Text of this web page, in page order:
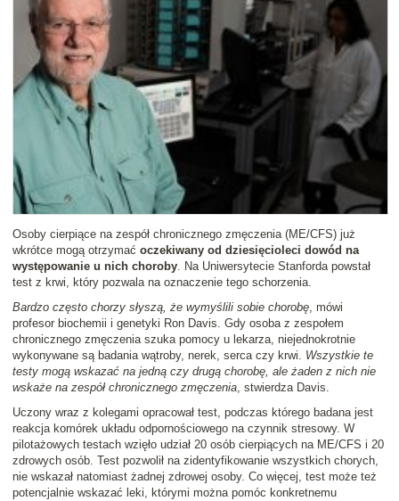
Osoby cierpiące na zespół chronicznego zmęczenia (ME/CFS) już
wkrótce mogą otrzymać oczekiwany od dziesięcioleci dowód na
występowanie u nich choroby. Na Uniwersytecie Stanforda powstał
test z krwi, który pozwala na oznaczenie tego schorzenia.
Bardzo często chorzy słyszą, że wymyślili sobie chorobę, mówi
profesor biochemii i genetyki Ron Davis. Gdy osoba z zespołem
chronicznego zmęczenia szuka pomocy u lekarza, niejednokrotnie
wykonywane są badania wątroby, nerek, serca czy krwi. Wszystkie te
testy mogą wskazać na jedną czy drugą chorobę, ale żaden z nich nie
wskaże na zespół chronicznego zmęczenia, stwierdza Davis.
Uczony wraz z kolegami opracował test, podczas którego badana jest
reakcja komórek układu odpornościowego na czynnik stresowy. W
pilotażowych testach wzięło udział 20 osób cierpiących na ME/CFS i 20
zdrowych osób. Test pozwolił na zidentyfikowanie wszystkich chorych,
nie wskazał natomiast żadnej zdrowej osoby. Co więcej, test może też
potencjalnie wskazać leki, którymi można pomóc konkretnemu